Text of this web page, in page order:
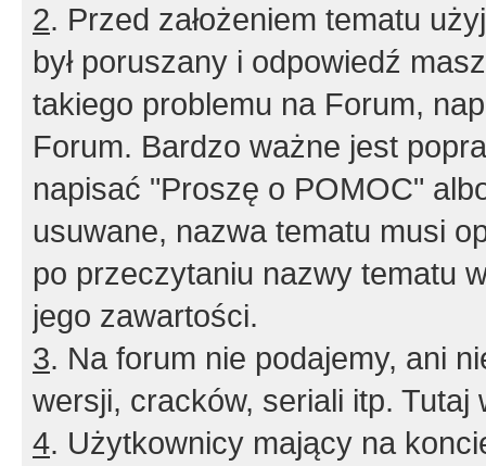
2. Przed założeniem tematu
był poruszany i odpowiedź
takiego problemu na Forum,
Forum. Bardzo ważne jest
napisać "Proszę o POMOC"
usuwane, nazwa tematu musi
po przeczytaniu nazwy tematu
jego zawartości.
3. Na forum nie podajemy, ani
wersji, cracków, seriali itp. Tutaj
4. Użytkownicy mający na